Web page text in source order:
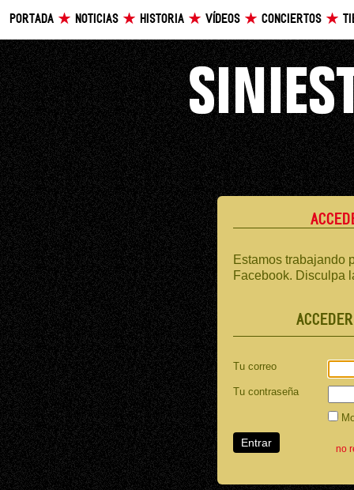
PORTADA NOTICIAS HISTORIA VÍDEOS CONCIERTOS
Estamos trabajando
Facebook. Disculpa
Tu correo
Tu contraseña
no